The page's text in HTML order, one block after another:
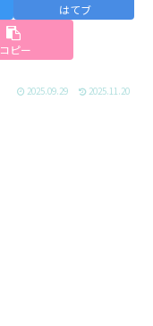
はてブ
コピー
2025.09.29 2025.11.20